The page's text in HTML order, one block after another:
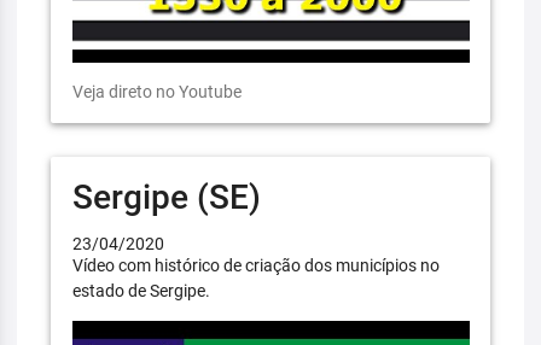
Veja direto no Youtube
Sergipe (SE)
23/04/2020
Vídeo com histórico de criação dos municípios no
estado de Sergipe.